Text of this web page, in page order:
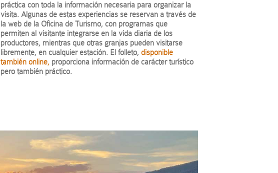
práctica con toda la información necesaria para organizar la
visita. Algunas de estas experiencias se reservan a través de
la web de la Oficina de Turismo, con programas que
permiten al visitante integrarse en la vida diaria de los
productores, mientras que otras granjas pueden visitarse
libremente, en cualquier estación. El folleto, disponible
también online, proporciona información de carácter turístico
pero también práctico.